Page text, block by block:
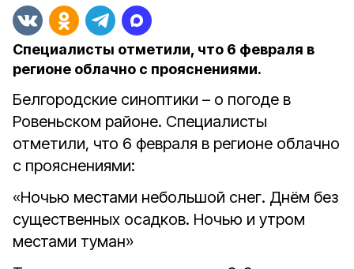
Специалисты отметили, что 6 февраля в
регионе облачно с прояснениями.
Белгородские синоптики – о погоде в
Ровеньском районе. Специалисты
отметили, что 6 февраля в регионе облачно
с прояснениями:
«Ночью местами небольшой снег. Днём без
существенных осадков. Ночью и утром
местами туман»